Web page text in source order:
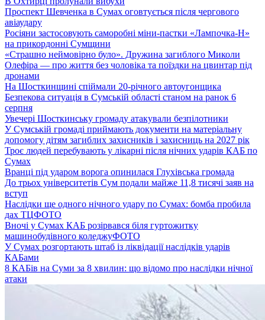
Проспект Шевченка в Сумах оговтується після чергового
авіаудару
Росіяни застосовують саморобні міни-пастки «Лампочка-Н»
на прикордонні Сумщини
«Страшно неймовірно було». Дружина загиблого Миколи
Олефіра — про життя без чоловіка та поїздки на цвинтар під
дронами
На Шосткинщині спіймали 20-річного автоугонщика
Безпекова ситуація в Сумській області станом на ранок 6
серпня
Увечері Шосткинську громаду атакували безпілотники
У Сумській громаді приймають документи на матеріальну
допомогу дітям загиблих захисників і захисниць на 2027 рік
Троє людей перебувають у лікарні після нічних ударів КАБ по
Сумах
Вранці під ударом ворога опинилася Глухівська громада
До трьох університетів Сум подали майже 11,8 тисячі заяв на
вступ
Наслідки ще одного нічного удару по Сумах: бомба пробила
дах ТЦФОТО
Вночі у Сумах КАБ розірвався біля гуртожитку
машинобудівного коледжуФОТО
У Сумах розгортають штаб із ліквідації наслідків ударів
КАБами
8 КАБів на Суми за 8 хвилин: що відомо про наслідки нічної
атаки